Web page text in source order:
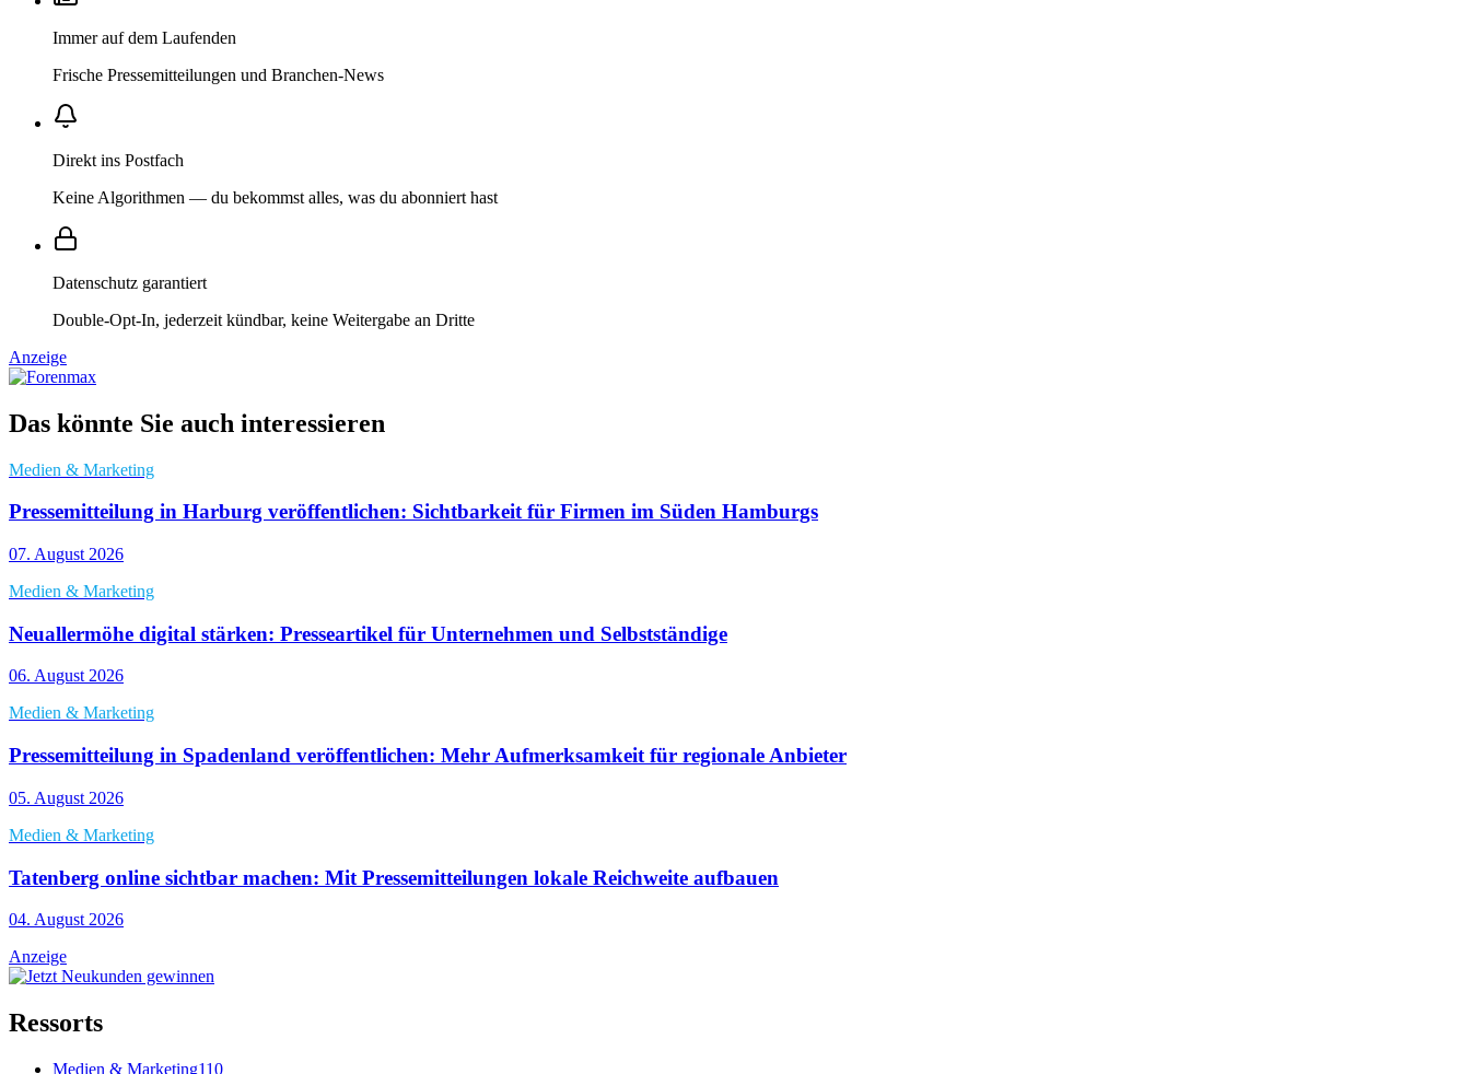
Immer auf dem Laufenden
Frische Pressemitteilungen und Branchen-News
Direkt ins Postfach
Keine Algorithmen — du bekommst alles, was du abonniert hast
Datenschutz garantiert
Double-Opt-In, jederzeit kündbar, keine Weitergabe an Dritte
Anzeige
Das könnte Sie auch interessieren
Medien & Marketing
Pressemitteilung in Harburg veröffentlichen: Sichtbarkeit für Firmen im Süden Hamburgs
07. August 2026
Medien & Marketing
Neuallermöhe digital stärken: Presseartikel für Unternehmen und Selbstständige
06. August 2026
Medien & Marketing
Pressemitteilung in Spadenland veröffentlichen: Mehr Aufmerksamkeit für regionale Anbieter
05. August 2026
Medien & Marketing
Tatenberg online sichtbar machen: Mit Pressemitteilungen lokale Reichweite aufbauen
04. August 2026
Anzeige
Ressorts
Medien & Marketing110